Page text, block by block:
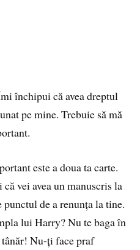
închipui că avea dreptul
pe mine. Trebuie să mă
este a doua ta carte.
vei avea un manuscris la
de a renunța la tine.
lui Harry? Nu te baga în
tânăr! Nu-ți face praf